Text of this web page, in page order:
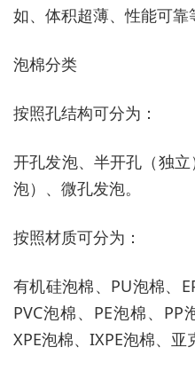
如、体积超薄、性能可靠
泡棉分类
按照孔结构可分为：
开孔发泡、半开孔（独
泡）、微孔发泡。
按照材质可分为：
有机硅泡棉、PU泡棉、
PVC泡棉、PE泡棉、PP
XPE泡棉、IXPE泡棉、亚